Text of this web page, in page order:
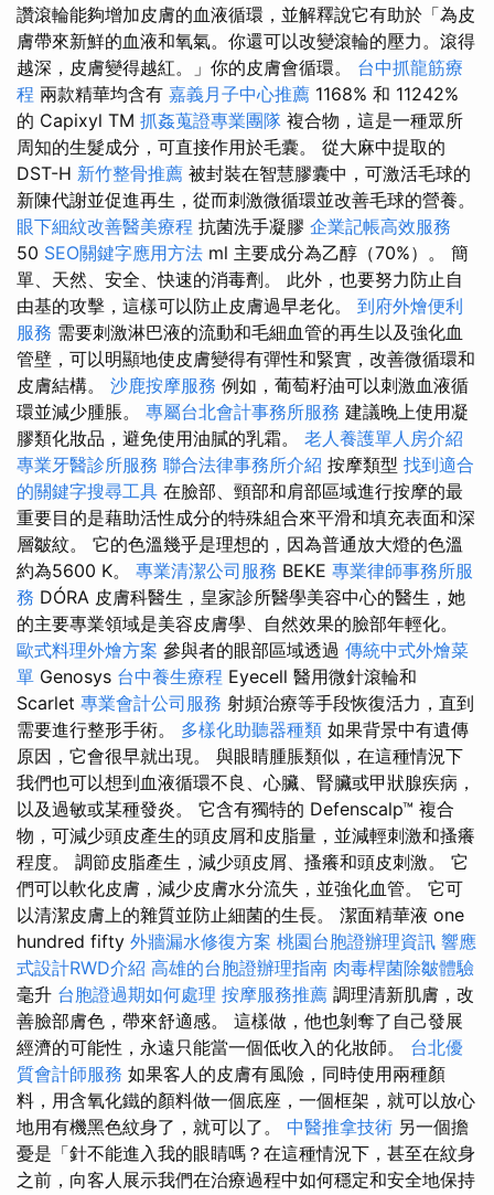
讚滾輪能夠增加皮膚的血液循環，並解釋說它有助於「為皮
膚帶來新鮮的血液和氧氣。你還可以改變滾輪的壓力。滾得
越深，皮膚變得越紅。」你的皮膚會循環。 台中抓龍筋療
程 兩款精華均含有 嘉義月子中心推薦 1168% 和 11242%
的 Capixyl TM 抓姦蒐證專業團隊 複合物，這是一種眾所
周知的生髮成分，可直接作用於毛囊。 從大麻中提取的
DSТ-H 新竹整骨推薦 被封裝在智慧膠囊中，可激活毛球的
新陳代謝並促進再生，從而刺激微循環並改善毛球的營養。
眼下細紋改善醫美療程 抗菌洗手凝膠 企業記帳高效服務
50 SEO關鍵字應用方法 ml 主要成分為乙醇（70%）。 簡
單、天然、安全、快速的消毒劑。 此外，也要努力防止自
由基的攻擊，這樣可以防止皮膚過早老化。 到府外燴便利
服務 需要刺激淋巴液的流動和毛細血管的再生以及強化血
管壁，可以明顯地使皮膚變得有彈性和緊實，改善微循環和
皮膚結構。 沙鹿按摩服務 例如，葡萄籽油可以刺激血液循
環並減少腫脹。 專屬台北會計事務所服務 建議晚上使用凝
膠類化妝品，避免使用油膩的乳霜。 老人養護單人房介紹
專業牙醫診所服務 聯合法律事務所介紹 按摩類型 找到適合
的關鍵字搜尋工具 在臉部、頸部和肩部區域進行按摩的最
重要目的是藉助活性成分的特殊組合來平滑和填充表面和深
層皺紋。 它的色溫幾乎是理想的，因為普通放大燈的色溫
約為5600 K。 專業清潔公司服務 BEKE 專業律師事務所服
務 DÓRA 皮膚科醫生，皇家診所醫學美容中心的醫生，她
的主要專業領域是美容皮膚學、自然效果的臉部年輕化。
歐式料理外燴方案 參與者的眼部區域透過 傳統中式外燴菜
單 Genosys 台中養生療程 Eyecell 醫用微針滾輪和
Scarlet 專業會計公司服務 射頻治療等手段恢復活力，直到
需要進行整形手術。 多樣化助聽器種類 如果背景中有遺傳
原因，它會很早就出現。 與眼睛腫脹類似，在這種情況下
我們也可以想到血液循環不良、心臟、腎臟或甲狀腺疾病，
以及過敏或某種發炎。 它含有獨特的 Defenscalp™ 複合
物，可減少頭皮產生的頭皮屑和皮脂量，並減輕刺激和搔癢
程度。 調節皮脂產生，減少頭皮屑、搔癢和頭皮刺激。 它
們可以軟化皮膚，減少皮膚水分流失，並強化血管。 它可
以清潔皮膚上的雜質並防止細菌的生長。 潔面精華液 one
hundred fifty 外牆漏水修復方案 桃園台胞證辦理資訊 響應
式設計RWD介紹 高雄的台胞證辦理指南 肉毒桿菌除皺體驗
毫升 台胞證過期如何處理 按摩服務推薦 調理清新肌膚，改
善臉部膚色，帶來舒適感。 這樣做，他也剝奪了自己發展
經濟的可能性，永遠只能當一個低收入的化妝師。 台北優
質會計師服務 如果客人的皮膚有風險，同時使用兩種顏
料，用含氧化鐵的顏料做一個底座，一個框架，就可以放心
地用有機黑色紋身了，就可以了。 中醫推拿技術 另一個擔
憂是「針不能進入我的眼睛嗎？在這種情況下，甚至在紋身
之前，向客人展示我們在治療過程中如何穩定和安全地保持